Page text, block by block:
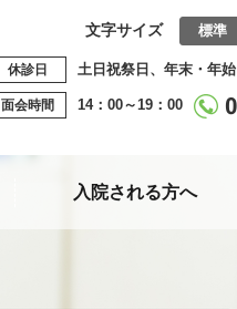
文字サイズ 標準
休診日 土日祝祭日、年末・年始
面会時間 14：00～19：00
入院される方へ